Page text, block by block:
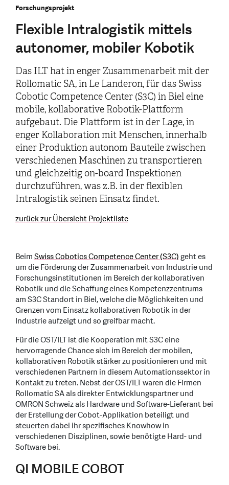
Forschungsprojekt
Flexible Intralogistik mittels
autonomer, mobiler Kobotik
Das ILT hat in enger Zusammenarbeit mit der
Rollomatic SA, in Le Landeron, für das Swiss
Cobotic Competence Center (S3C) in Biel eine
mobile, kollaborative Robotik-Plattform
aufgebaut. Die Plattform ist in der Lage, in
enger Kollaboration mit Menschen, innerhalb
einer Produktion autonom Bauteile zwischen
verschiedenen Maschinen zu transportieren
und gleichzeitig on-board Inspektionen
durchzuführen, was z.B. in der flexiblen
Intralogistik seinen Einsatz findet.
zurück zur Übersicht Projektliste
BeimSwiss Cobotics Competence Center (S3C)geht es
um die Förderung der Zusammenarbeit von Industrie und
Forschungsinstitutionen im Bereich der kollaborativen
Robotik und die Schaffung eines Kompetenzzentrums
am S3C Standort in Biel, welche die Möglichkeiten und
Grenzen vom Einsatz kollaborativen Robotik in der
Industrie aufzeigt und so greifbar macht.
Für die OST/ILT ist die Kooperation mit S3C eine
hervorragende Chance sich im Bereich der mobilen,
kollaborativen Robotik stärker zu positionieren und mit
verschiedenen Partnern in diesem Automationssektor in
Kontakt zu treten. Nebst der OST/ILT waren die Firmen
Rollomatic SA als direkter Entwicklungspartner und
OMRON Schweiz als Hardware und Software-Lieferant bei
der Erstellung der Cobot-Applikation beteiligt und
steuerten dabei ihr spezifisches Knowhow in
verschiedenen Disziplinen, sowie benötigte Hard- und
Software bei.
QI MOBILE COBOT